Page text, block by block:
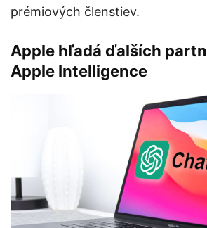
prémiových členstiev.
Apple hľadá ďalších
Apple Intelligence